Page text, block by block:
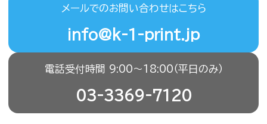
メールでのお問い合わせはこちら
info@k-1-print.jp
電話受付時間 9:00〜18:00（平日のみ）
03-3369-7120